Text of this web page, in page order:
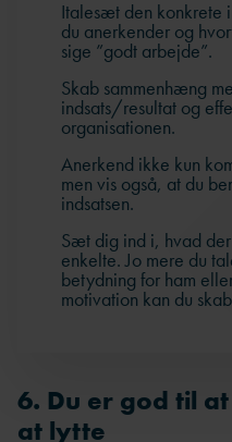
Italesæt den konkrete
du anerkender og
sige ”godt arbejde”.
Skab sammenhæng
indsats/resultat og
organisationen.
Anerkend ikke kun
men vis også, at du
indsatsen.
Sæt dig ind i, hvad
enkelte. Jo mere du
betydning for ham
motivation kan du
6. Du er god til
at lytte